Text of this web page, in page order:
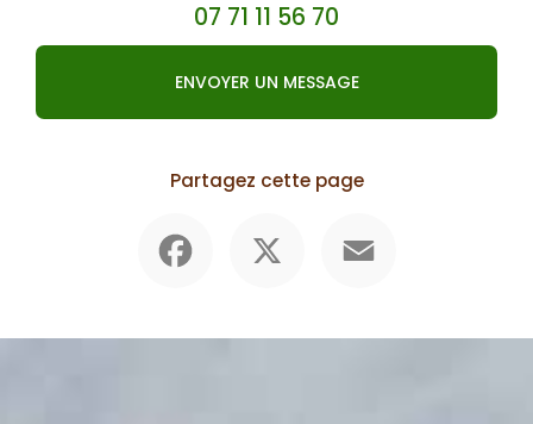
07 71 11 56 70
ENVOYER UN MESSAGE
Partagez cette page